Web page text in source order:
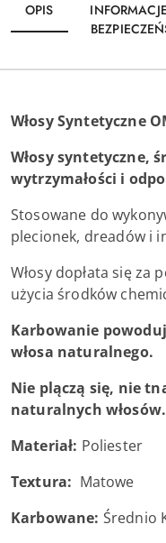
OPIS
Włosy Syntetyczne
Włosy syntetyczne,
wytrzymałości i
Stosowane do
plecionek, dreadów i
Włosy dopłata się za
użycia środków
Karbowanie
włosa naturalnego.
Nie plączą się, nie
naturalnych włosów.
Materiał: Poliester
Textura: Matowe
Karbowane: Średnio